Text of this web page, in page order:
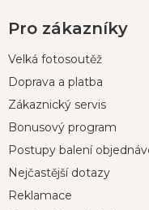
Pro zákazníky
Velká fotosoutěž
Doprava a platba
Zákaznický servis
Bonusový program
Postupy balení
Nejčastější dotazy
Reklamace